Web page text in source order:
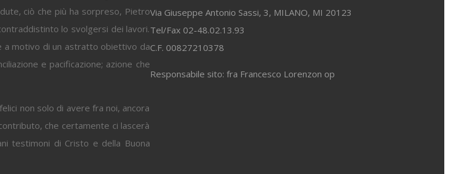
ciò che più ha sorpreso, Pietro
lo svolgersi dei lavori.
a motivo di un astratto obiettivo da
e pacificazione; azione che
non solo di avere fra noi, ancora
che certamente ci lascerà
testimoni di Cristo e della Buona
Via Giuseppe Antonio Sassi, 3, MILANO, MI 20123
Tel/Fax 02-48.02.13.93
C.F. 00827210378
Responsabile sito: fra Francesco Lorenzon op